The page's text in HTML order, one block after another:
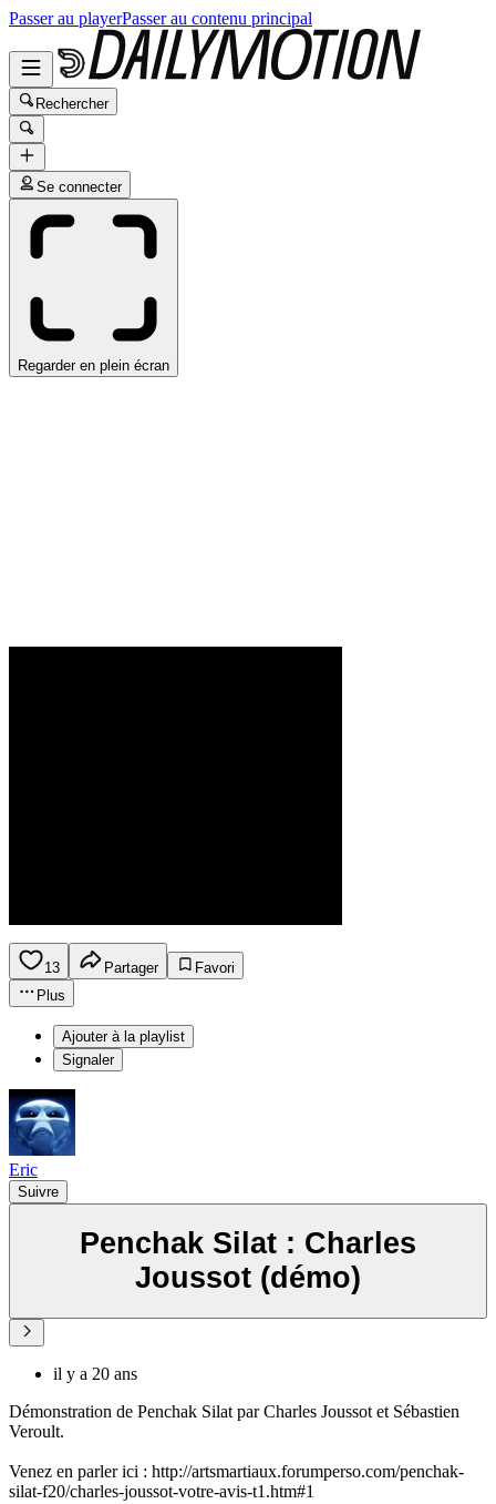
Passer au playerPasser au contenu principal
Rechercher
Se connecter
Regarder en plein écran
13 Partager
Favori
Plus
Ajouter à la playlist
Signaler
Eric
Suivre
Penchak Silat : Charles
Joussot (démo)
il y a 20 ans
Démonstration de Penchak Silat par Charles Joussot et Sébastien
Veroult.
Venez en parler ici : http://artsmartiaux.forumperso.com/penchak-
silat-f20/charles-joussot-votre-avis-t1.htm#1